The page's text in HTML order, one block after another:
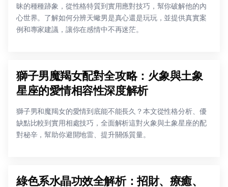
昧的種種跡象，從性格特質到實用應對技巧，幫你破解他的內
心世界。了解如何分辨天蠍男是真心還是玩玩，並提供真實案
例和專家建議，讓你在感情中不再迷茫。
獅子男魔羯女配對全攻略：火象與土象
星座的愛情相容性深度解析
獅子男和魔羯女的愛情到底能不能長久？本文從性格分析、優
缺點比較到實用相處技巧，全面解析這對火象與土象星座的配
對秘辛，幫助你避開地雷、提升關係質量。
綠色系水晶功效全解析：招財、療癒、